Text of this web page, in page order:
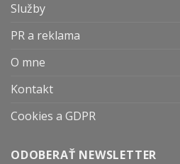
Služby
PR a reklama
O mne
Kontakt
Cookies a GDPR
ODOBERAŤ NEWSLETTER